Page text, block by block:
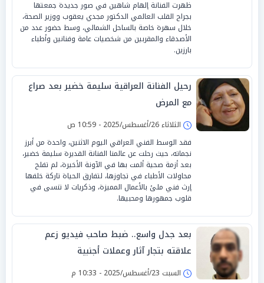
ظهرت الفنانة إلهام شاهين في صور جديدة جمعتها
بجراح القلب العالمي الدكتور مجدي يعقوب ووزير الصحة،
خلال سهرة خاصة بالساحل الشمالي، وسط حضور عدد من
الأصدقاء والمقربين من شخصيات عامة وفنانين وأطباء
بارزين.
رحيل الفنانة العراقية سليمة خضير بعد صراع
مع المرض
الثلاثاء 26/أغسطس/2025 - 10:59 ص
فقد الوسط الفني العراقي اليوم الاثنين، واحدة من أبرز
نجماته، حيث رحلت عن عالمنا الفنانة القديرة سليمة خضير،
بعد أزمة صحية ألمت بها في الآونة الأخيرة، لم تفلح
محاولات الأطباء في تجاوزها، لتفارق الحياة تاركة خلفها
إرث فني ملئ بالأعمال المميزة، وذكريات لا تنسى في
قلوب جمهورها ومحبيها.
بعد جدل واسع.. ضبط صاحب فيديو زعم
علاقته بتجار آثار وعملات أجنبية
السبت 23/أغسطس/2025 - 10:33 م